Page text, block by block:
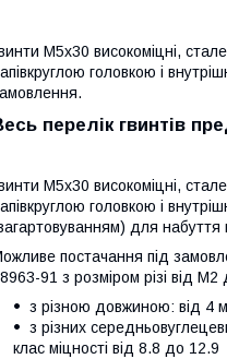
М5х30 високоміцні,
головкою і
перелік гвинтів
М5х30 високоміцні,
головкою і
для набуття
постачання під
91 з розміром різі від
з різною довжиною: від 4
з різних
клас міцності від 8.8 до 12.9